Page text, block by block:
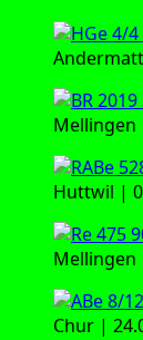
Mellingen
Huttwil |
Mellingen
Chur |